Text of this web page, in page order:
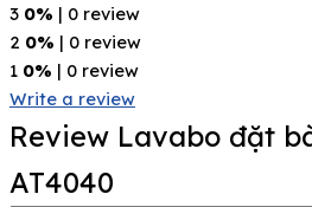
3 0% | 0 review
2 0% | 0 review
1 0% | 0 review
Write a review
Review Lavabo đặt
AT4040